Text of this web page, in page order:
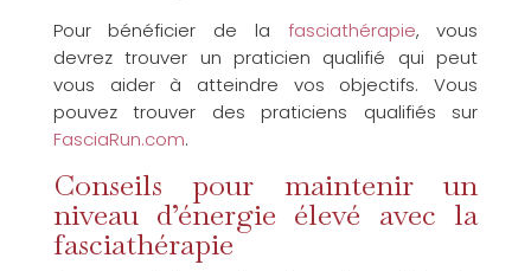
Pour bénéficier de la fasciathérapie, vous
devrez trouver un praticien qualifié qui peut
vous aider à atteindre vos objectifs. Vous
pouvez trouver des praticiens qualifiés sur
FasciaRun.com.
Conseils pour maintenir un
niveau d’énergie élevé avec la
fasciathérapie